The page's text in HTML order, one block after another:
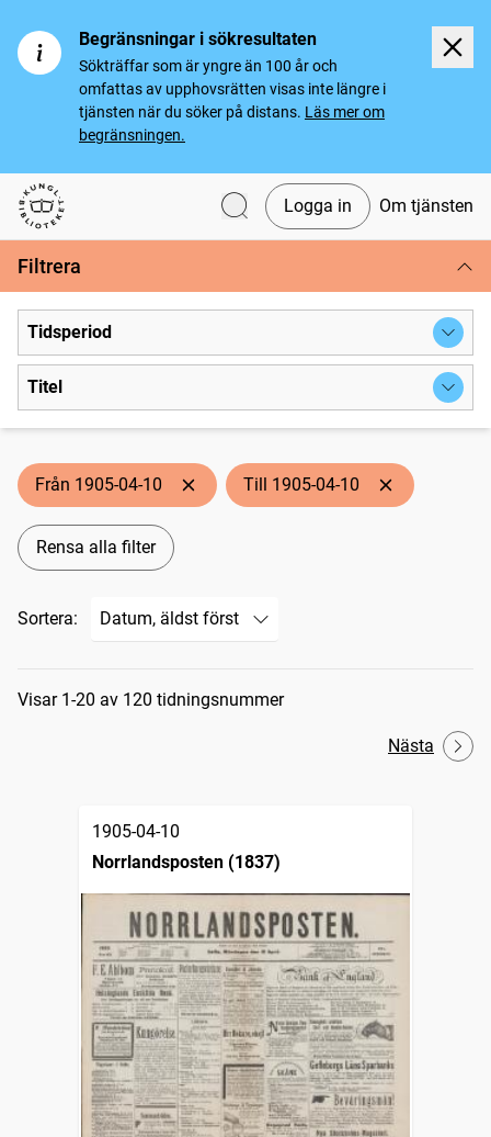
Begränsningar i sökresultaten
Sökträffar som är yngre än 100 år och
omfattas av upphovsrätten visas inte längre i
tjänsten när du söker på distans. Läs mer om
begränsningen.
Svenska tidningar
Logga in Om tjänsten
Filtrera
Tidsperiod
Titel
Från 1905-04-10 Till 1905-04-10
Rensa alla filter
Sortera:
Sökresultat
Visar 1-20 av 120 tidningsnummer
Nästa
1905-04-10
Norrlandsposten (1837)